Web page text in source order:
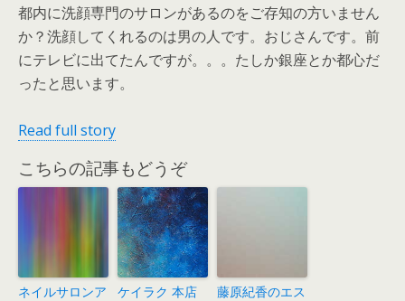
都内に洗顔専門のサロンがあるのをご存知の方いません
か？洗顔してくれるのは男の人です。おじさんです。前
にテレビに出てたんですが。。。たしか銀座とか都心だ
ったと思います。
Read full story
こちらの記事もどうぞ
ネイルサロンア
ケイラク 本店
藤原紀香のエス